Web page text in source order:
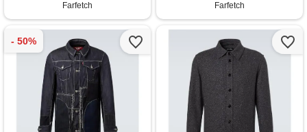
Farfetch
Farfetch